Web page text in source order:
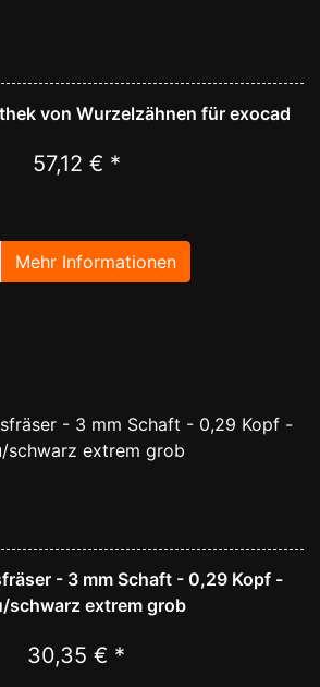
von Wurzelzähnen für exocad
57,12 € *
Mehr Informationen
- 3 mm Schaft - 0,29 Kopf -
schwarz extrem grob
30,35 € *